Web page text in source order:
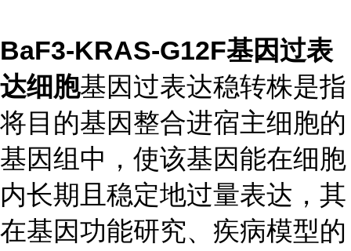
BaF3-KRAS-G12F基因过表
达细胞基因过表达稳转株是指
将目的基因整合进宿主细胞的
基因组中，使该基因能在细胞
内长期且稳定地过量表达，其
在基因功能研究、疾病模型的